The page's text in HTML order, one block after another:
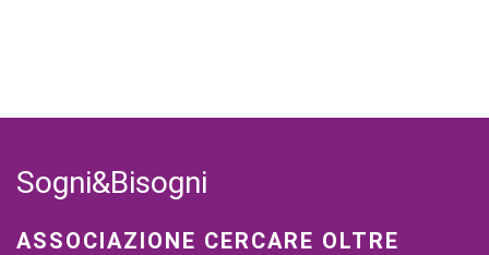
Sogni&Bisogni
ASSOCIAZIONE CERCARE OLTRE